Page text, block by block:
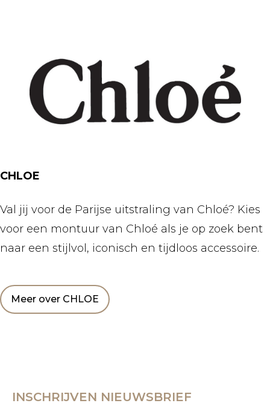
CHLOE
Val jij voor de Parijse uitstraling van Chloé? Kies
voor een montuur van Chloé als je op zoek bent
naar een stijlvol, iconisch en tijdloos accessoire.
Meer over CHLOE
INSCHRIJVEN NIEUWSBRIEF